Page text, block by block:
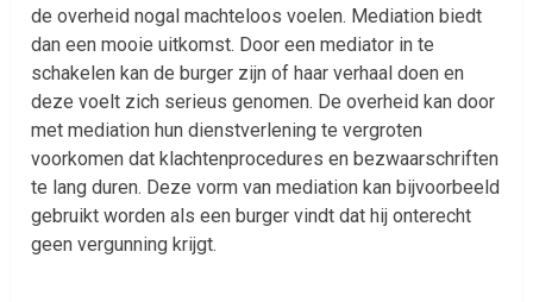
de overheid nogal machteloos voelen. Mediation biedt
dan een mooie uitkomst. Door een mediator in te
schakelen kan de burger zijn of haar verhaal doen en
deze voelt zich serieus genomen. De overheid kan door
met mediation hun dienstverlening te vergroten
voorkomen dat klachtenprocedures en bezwaarschriften
te lang duren. Deze vorm van mediation kan bijvoorbeeld
gebruikt worden als een burger vindt dat hij onterecht
geen vergunning krijgt.